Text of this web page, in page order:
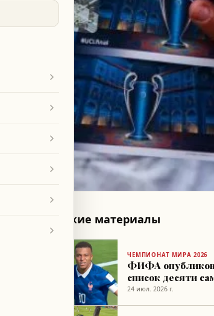
Похожие материалы
ЧЕМПИОНАТ МИРА 2026
ФИФА
список десяти
быстрых
24 июл. 2026 г.